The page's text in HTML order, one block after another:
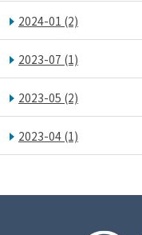
2024-01 (2)
2023-07 (1)
2023-05 (2)
2023-04 (1)